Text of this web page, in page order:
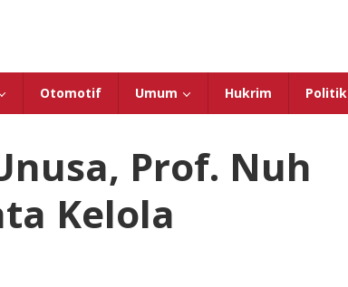
Otomotif Umum Hukrim Politik
Prof. Nuh
Kelola